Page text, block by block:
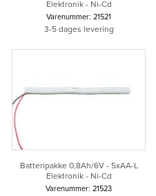
Elektronik - Ni-Cd
Varenummer: 21521
3-5 dages levering
Batteripakke 0,8Ah/6V - 5xAA-L
Elektronik - Ni-Cd
Varenummer: 21523